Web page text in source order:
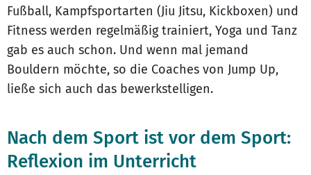
Fußball, Kampfsportarten (Jiu Jitsu, Kickboxen) und
Fitness werden regelmäßig trainiert, Yoga und Tanz
gab es auch schon. Und wenn mal jemand
Bouldern möchte, so die Coaches von Jump Up,
ließe sich auch das bewerkstelligen.
Nach dem Sport ist vor dem Sport:
Reflexion im Unterricht